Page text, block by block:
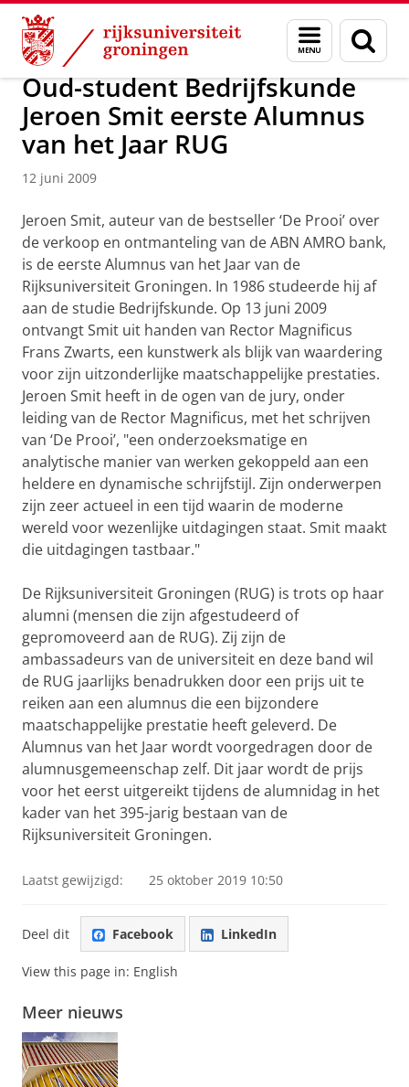
Skip
Content
Skip
Navigation
Menu
en
zoeken
Over ons Actueel Nieuws Nieuwsberichten
Oud-student Bedrijfskunde
Jeroen Smit eerste Alumnus
van het Jaar RUG
12 juni 2009
Jeroen Smit, auteur van de bestseller ‘De Prooi’ over
de verkoop en ontmanteling van de ABN AMRO bank,
is de eerste Alumnus van het Jaar van de
Rijksuniversiteit Groningen. In 1986 studeerde hij af
aan de studie Bedrijfskunde. Op 13 juni 2009
ontvangt Smit uit handen van Rector Magnificus
Frans Zwarts, een kunstwerk als blijk van waardering
voor zijn uitzonderlijke maatschappelijke prestaties.
Jeroen Smit heeft in de ogen van de jury, onder
leiding van de Rector Magnificus, met het schrijven
van ‘De Prooi’, "een onderzoeksmatige en
analytische manier van werken gekoppeld aan een
heldere en dynamische schrijfstijl. Zijn onderwerpen
zijn zeer actueel in een tijd waarin de moderne
wereld voor wezenlijke uitdagingen staat. Smit maakt
die uitdagingen tastbaar."
De Rijksuniversiteit Groningen (RUG) is trots op haar
alumni (mensen die zijn afgestudeerd of
gepromoveerd aan de RUG). Zij zijn de
ambassadeurs van de universiteit en deze band wil
de RUG jaarlijks benadrukken door een prijs uit te
reiken aan een alumnus die een bijzondere
maatschappelijke prestatie heeft geleverd. De
Alumnus van het Jaar wordt voorgedragen door de
alumnusgemeenschap zelf. Dit jaar wordt de prijs
voor het eerst uitgereikt tijdens de alumnidag in het
kader van het 395-jarig bestaan van de
Rijksuniversiteit Groningen.
Laatst gewijzigd: 25 oktober 2019 10:50
Deel dit Facebook LinkedIn
View this page in: English
Meer nieuws